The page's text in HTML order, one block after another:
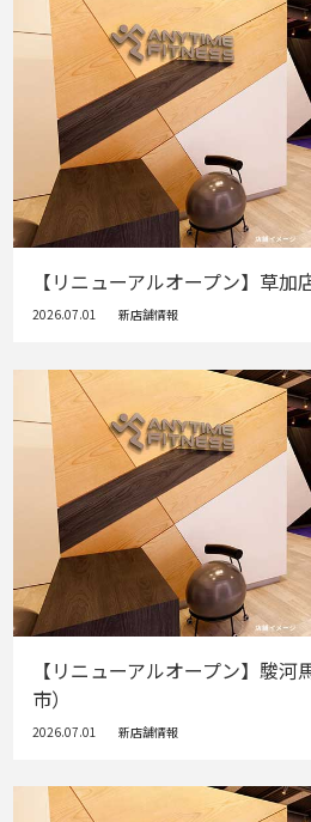
【リニューアルオープン】草加
2026.07.01 新店舗情報
【リニューアルオープン】駿
市）
2026.07.01 新店舗情報